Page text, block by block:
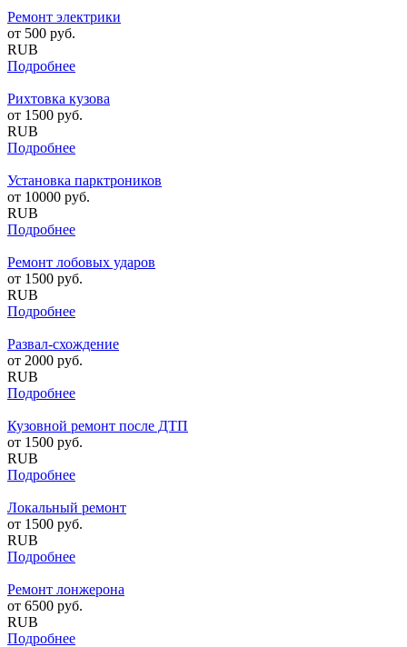
Ремонт электрики
от 500 руб.
RUB
Подробнее
Рихтовка кузова
от 1500 руб.
RUB
Подробнее
Установка парктроников
от 10000 руб.
RUB
Подробнее
Ремонт лобовых ударов
от 1500 руб.
RUB
Подробнее
Развал-схождение
от 2000 руб.
RUB
Подробнее
Кузовной ремонт после ДТП
от 1500 руб.
RUB
Подробнее
Локальный ремонт
от 1500 руб.
RUB
Подробнее
Ремонт лонжерона
от 6500 руб.
RUB
Подробнее